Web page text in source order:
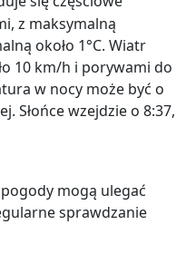
z maksymalną
około 1°C. Wiatr
10 km/h i porywami do
w nocy może być o
Słońce wzejdzie o 8:37,
mogą ulegać
sprawdzanie